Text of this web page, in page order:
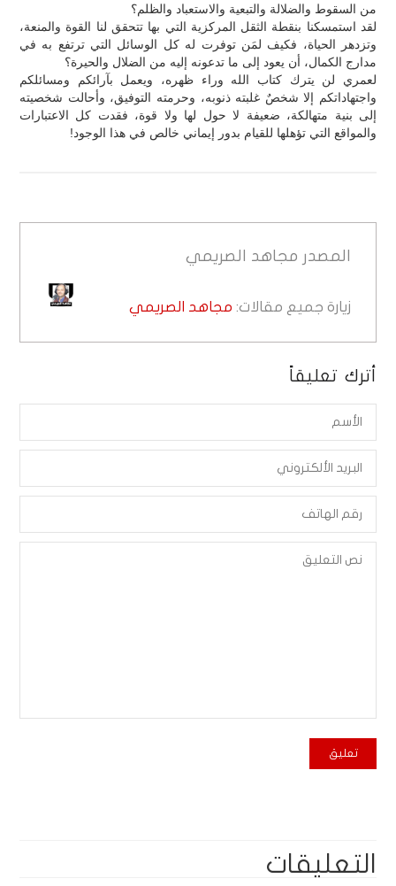
من السقوط والضلالة والتبعية والاستعباد والظلم؟
لقد استمسكنا بنقطة الثقل المركزية التي بها تتحقق لنا القوة والمنعة،
وتزدهر الحياة، فكيف لمَن توفرت له كل الوسائل التي ترتفع به في
مدارج الكمال، أن يعود إلى ما تدعونه إليه من الضلال والحيرة؟
لعمري لن يترك كتاب الله وراء ظهره، ويعمل بآرائكم ومسائلكم
واجتهاداتكم إلا شخصٌ غلبته ذنوبه، وحرمته التوفيق، وأحالت شخصيته
إلى بنية متهالكة، ضعيفة لا حول لها ولا قوة، فقدت كل الاعتبارات
والمواقع التي تؤهلها للقيام بدور إيماني خالص في هذا الوجود!
المصدر مجاهد الصريمي
زيارة جميع مقالات: مجاهد الصريمي
أترك تعليقاً
التعليقات